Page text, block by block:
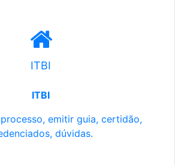
ITBI
ITBI
emitir guia, certidão,
dúvidas.